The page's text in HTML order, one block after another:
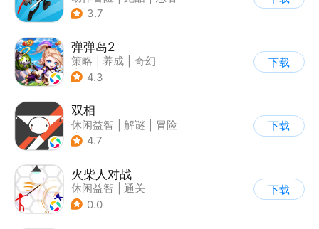
| 卡通
3.7
弹弹岛2
策略 养成
奇幻
| Q版
4.3
下载
双相
休闲益智 解谜
冒险
| 公益
4.7
下载
火柴人对战
休闲益智
通关
| 火柴人
0.0
下载